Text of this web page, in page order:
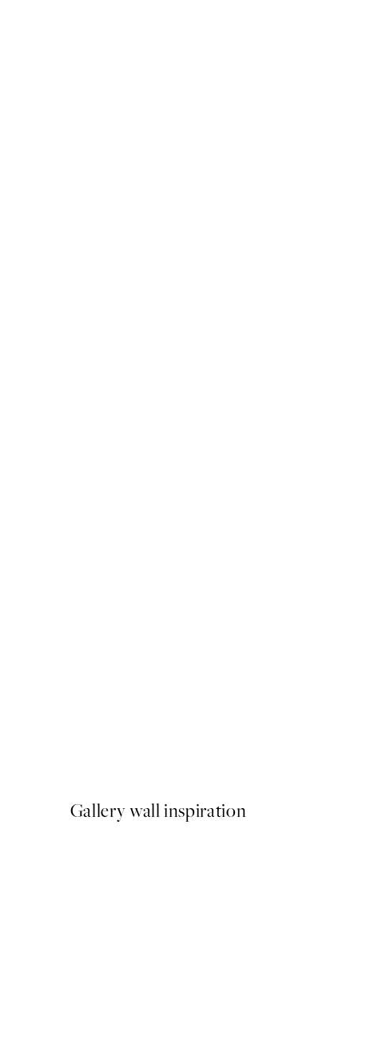
Gallery wall inspiration